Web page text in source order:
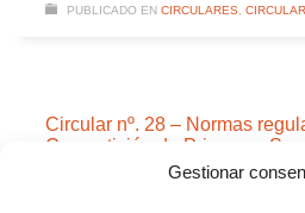
Gestionar
PUBLICADO EN CIRCULARES,
Circular nº. 28 – Normas
Competición de Primera y